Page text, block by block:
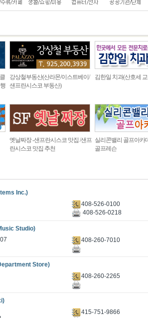
강상철부동산(산라몬/이스트베이/
샌프란시스코 부동산)
김한일 치과(산호세
옛날짜장 -샌프란시스코 맛집 /샌프
란시스코 맛집 추천
실리콘밸리 골프아카
골프레슨
Inc.)
408-526-0100
408-526-0218
Studio)
408-260-7010
Store)
408-260-2265
415-751-9866